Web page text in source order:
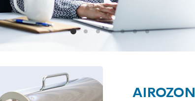
AIROZON